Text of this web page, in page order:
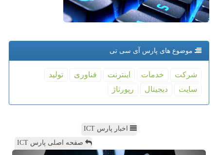
موضوع های پارس آی سی تی
شركت خدمات اینترنت فناوری
تولید
سایت
دیجیتال رپورتاژ
اخبار پارس ICT
صفحه اصلی پارس ICT